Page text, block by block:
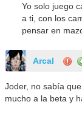
Yo solo juego
a ti, con los
pensar en
Arcal
Joder, no sabía
mucho a la beta y